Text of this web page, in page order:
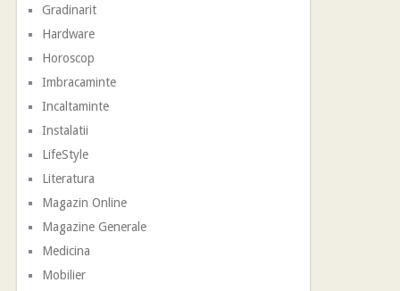
Gradinarit
Hardware
Horoscop
Imbracaminte
Incaltaminte
Instalatii
LifeStyle
Literatura
Magazin Online
Magazine Generale
Medicina
Mobilier